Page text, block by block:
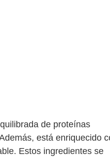
de proteínas
está enriquecido
Estos ingredientes se